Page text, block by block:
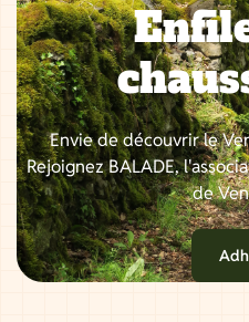
Envie de découvrir le
Rejoignez BALADE,
de